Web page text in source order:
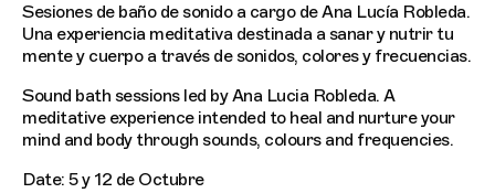
Sesiones de baño de sonido a cargo de Ana Lucía Robleda.
Una experiencia meditativa destinada a sanar y nutrir tu
mente y cuerpo a través de sonidos, colores y frecuencias.
Sound bath sessions led by Ana Lucia Robleda. A
meditative experience intended to heal and nurture your
mind and body through sounds, colours and frequencies.
Date: 5 y 12 de Octubre